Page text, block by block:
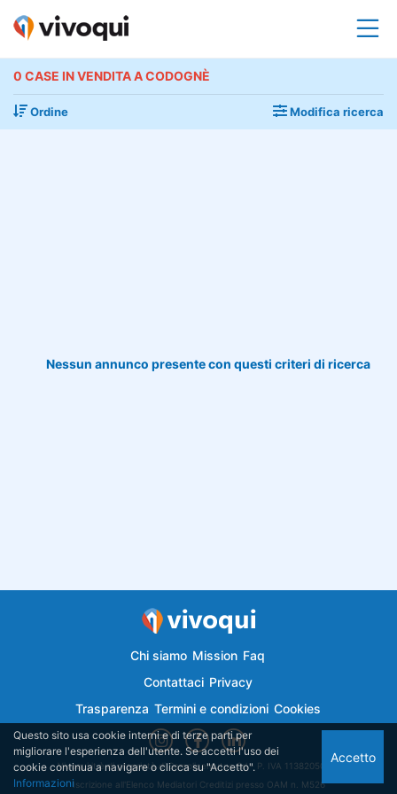
0 CASE IN VENDITA A CODOGNÈ
Ordine Modifica ricerca
Nessun annunco presente con questi criteri di ricerca
Chi siamo Mission Faq
Contattaci Privacy
Trasparenza Termini e condizioni Cookies
Vivoqui.it è di proprietà di Semplicemutuo Srl - P. IVA 11382050018
Iscrizione all'Elenco Mediatori Creditizi presso OAM n. M526
Questo sito usa cookie interni e di terze parti per
migliorare l'esperienza dell'utente. Se accetti l'uso dei
cookie continua a navigare o clicca su "Accetto".
Informazioni
Accetto